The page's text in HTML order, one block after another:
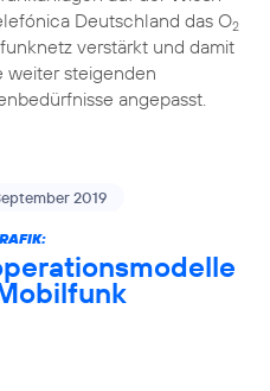
Deutschland das O2
verstärkt und damit
weiter steigenden
angepasst.
2019